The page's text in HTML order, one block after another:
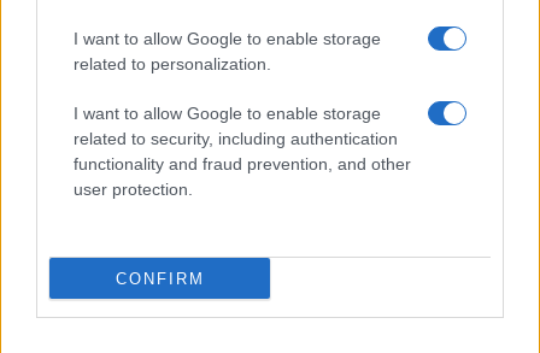
I want to allow Google to enable storage
related to personalization.
I want to allow Google to enable storage
related to security, including authentication
functionality and fraud prevention, and other
user protection.
CONFIRM
Feliratkozás a Telefonguru ingyenes hírlevelére